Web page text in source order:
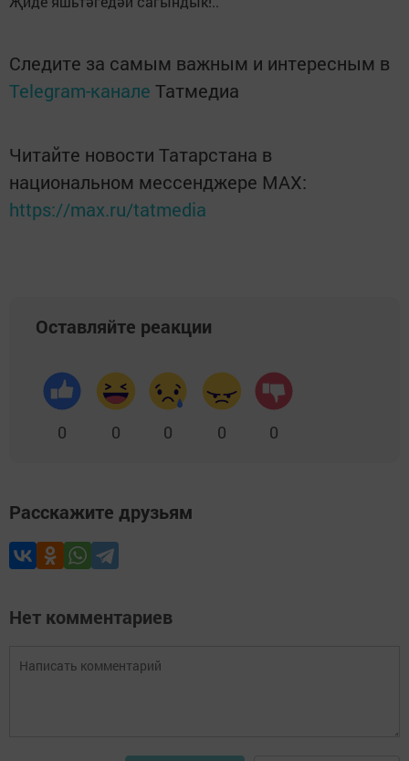
Следите за самым важным и интересным в
Telegram-канале Татмедиа
Читайте новости Татарстана в
национальном мессенджере MАХ:
https://max.ru/tatmedia
Оставляйте реакции
0 0 0 0 0
Расскажите друзьям
Нет комментариев